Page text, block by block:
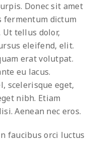
Donec sit amet
fermentum dictum
Ut tellus dolor,
eleifend, elit.
erat volutpat.
eu lacus.
scelerisque eget,
nibh. Etiam
Aenean nec eros.
faucibus orci luctus